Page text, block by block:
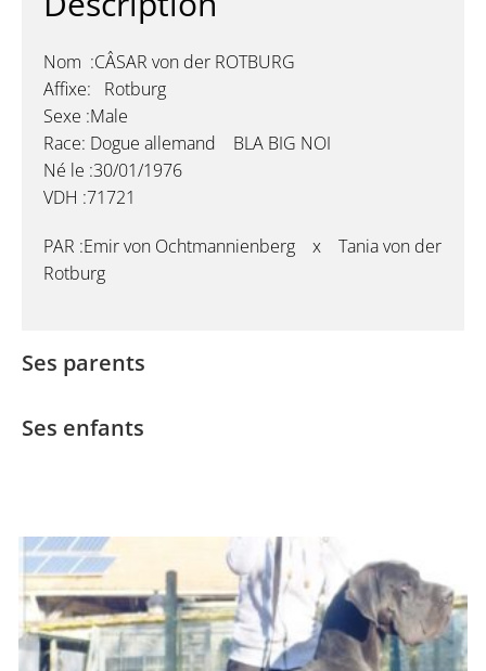
Nom :CÂSAR von der ROTBURG
Affixe: Rotburg
Sexe :Male
Race: Dogue allemand BLA BIG NOI
Né le :30/01/1976
VDH :71721
PAR :Emir von Ochtmannienberg x Tania von der
Rotburg
Ses parents
Ses enfants